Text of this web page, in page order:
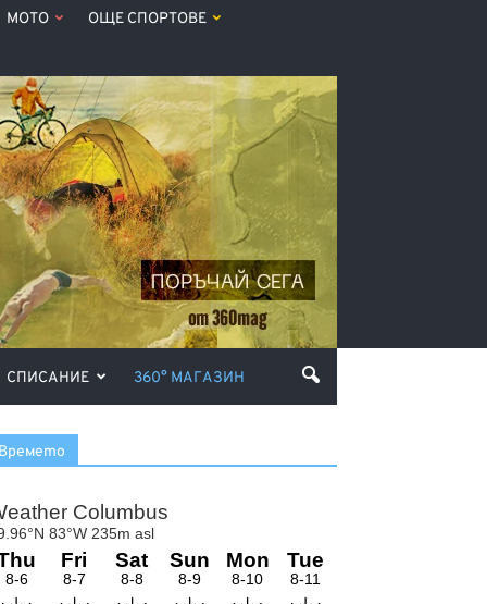
МОТО ОЩЕ СПОРТОВЕ
СПИСАНИЕ 360° МАГАЗИН